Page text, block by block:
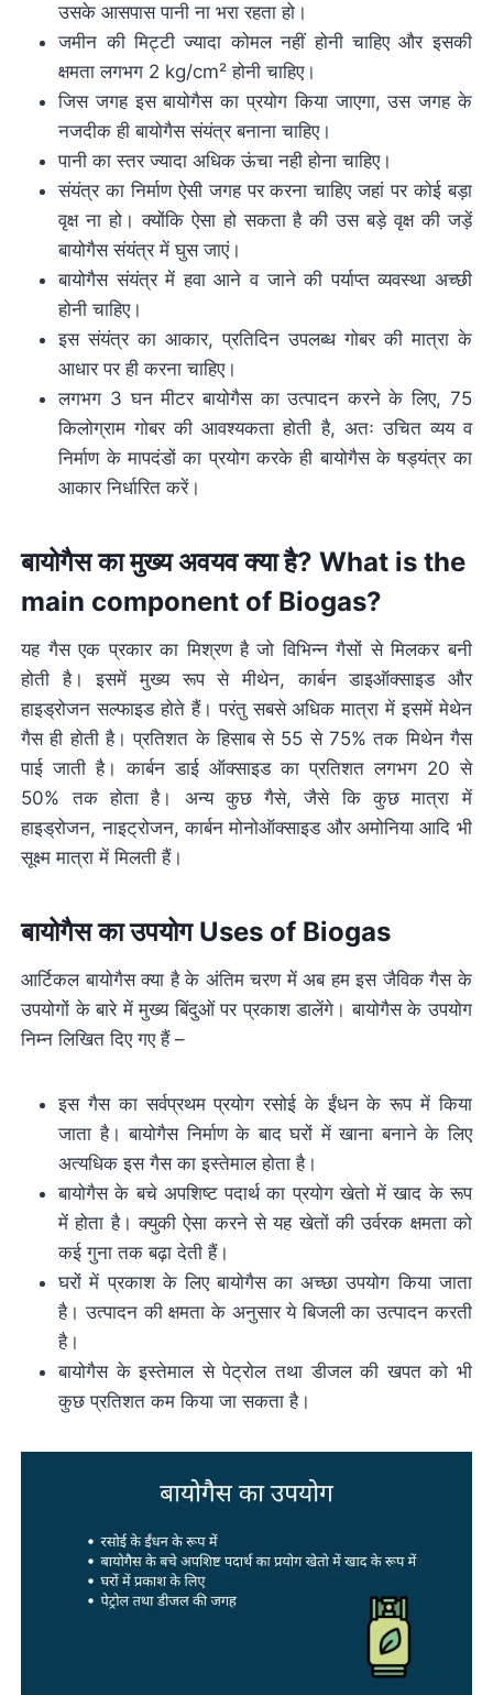
उसके आसपास पानी ना भरा रहता हो।
जमीन की मिट्टी ज्यादा कोमल नहीं होनी चाहिए और इसकी
क्षमता लगभग 2 kg/cm² होनी चाहिए।
जिस जगह इस बायोगैस का प्रयोग किया जाएगा, उस जगह के
नजदीक ही बायोगैस संयंत्र बनाना चाहिए।
पानी का स्तर ज्यादा अधिक ऊंचा नही होना चाहिए।
संयंत्र का निर्माण ऐसी जगह पर करना चाहिए जहां पर कोई बड़ा
वृक्ष ना हो। क्योंकि ऐसा हो सकता है की उस बड़े वृक्ष की जड़ें
बायोगैस संयंत्र में घुस जाएं।
बायोगैस संयंत्र में हवा आने व जाने की पर्याप्त व्यवस्था अच्छी
होनी चाहिए।
इस संयंत्र का आकार, प्रतिदिन उपलब्ध गोबर की मात्रा के
आधार पर ही करना चाहिए।
लगभग 3 घन मीटर बायोगैस का उत्पादन करने के लिए, 75
किलोग्राम गोबर की आवश्यकता होती है, अतः उचित व्यय व
निर्माण के मापदंडों का प्रयोग करके ही बायोगैस के षड्यंत्र का
आकार निर्धारित करें।
बायोगैस का मुख्य अवयव क्या है? What is the
main component of Biogas?
यह गैस एक प्रकार का मिश्रण है जो विभिन्न गैसों से मिलकर बनी
होती है। इसमें मुख्य रूप से मीथेन, कार्बन डाइऑक्साइड और
हाइड्रोजन सल्फाइड होते हैं। परंतु सबसे अधिक मात्रा में इसमें मेथेन
गैस ही होती है। प्रतिशत के हिसाब से 55 से 75% तक मिथेन गैस
पाई जाती है। कार्बन डाई ऑक्साइड का प्रतिशत लगभग 20 से
50% तक होता है। अन्य कुछ गैसे, जैसे कि कुछ मात्रा में
हाइड्रोजन, नाइट्रोजन, कार्बन मोनोऑक्साइड और अमोनिया आदि भी
सूक्ष्म मात्रा में मिलती हैं।
बायोगैस का उपयोग Uses of Biogas
आर्टिकल बायोगैस क्या है के अंतिम चरण में अब हम इस जैविक गैस के
उपयोगों के बारे में मुख्य बिंदुओं पर प्रकाश डालेंगे। बायोगैस के उपयोग
निम्न लिखित दिए गए हैं –
इस गैस का सर्वप्रथम प्रयोग रसोई के ईंधन के रूप में किया
जाता है। बायोगैस निर्माण के बाद घरों में खाना बनाने के लिए
अत्यधिक इस गैस का इस्तेमाल होता है।
बायोगैस के बचे अपशिष्ट पदार्थ का प्रयोग खेतो में खाद के रूप
में होता है। क्युकी ऐसा करने से यह खेतों की उर्वरक क्षमता को
कई गुना तक बढ़ा देती हैं।
घरों में प्रकाश के लिए बायोगैस का अच्छा उपयोग किया जाता
है। उत्पादन की क्षमता के अनुसार ये बिजली का उत्पादन करती
है।
बायोगैस के इस्तेमाल से पेट्रोल तथा डीजल की खपत को भी
कुछ प्रतिशत कम किया जा सकता है।